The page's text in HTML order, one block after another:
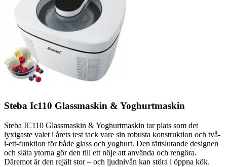
Steba Ic110 Glassmaskin & Yoghurtmaskin
Steba IC110 Glassmaskin & Yoghurtmaskin tar plats som det
lyxigaste valet i årets test tack vare sin robusta konstruktion och två-
i-ett-funktion för både glass och yoghurt. Den tättslutande designen
och släta ytorna gör den till ett nöje att använda och rengöra.
Däremot är den rejält stor – och ljudnivån kan störa i öppna kök.